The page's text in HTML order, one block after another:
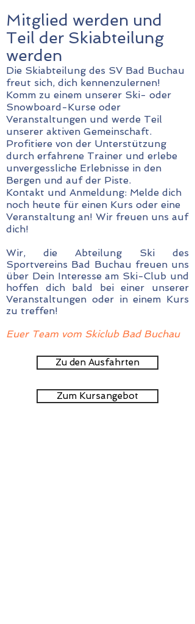
Mitglied werden und
Teil der Skiabteilung
werden
Die Skiabteilung des SV Bad Buchau
freut sich, dich kennenzulernen!
Komm zu einem unserer Ski- oder
Snowboard-Kurse oder
Veranstaltungen und werde Teil
unserer aktiven Gemeinschaft.
Profitiere von der Unterstützung
durch erfahrene Trainer und erlebe
unvergessliche Erlebnisse in den
Bergen und auf der Piste.
Kontakt und Anmeldung: Melde dich
noch heute für einen Kurs oder eine
Veranstaltung an! Wir freuen uns auf
dich!
Wir, die Abteilung Ski des
Sportvereins Bad Buchau freuen uns
über Dein Interesse am Ski-Club und
hoffen dich bald bei einer unserer
Veranstaltungen oder in einem Kurs
zu treffen!
​Euer Team vom Skiclub Bad Buchau
Zu den Ausfahrten
Zum Kursangebot